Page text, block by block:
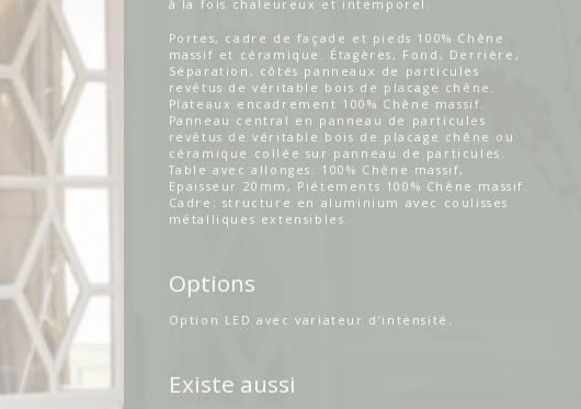
à la fois chaleureux et intemporel.
Portes, cadre de façade et pieds 100% Chêne
massif et céramique. Étagères, Fond, Derrière,
Séparation, côtés panneaux de particules
revêtus de véritable bois de placage chêne.
Plateaux encadrement 100% Chêne massif.
Panneau central en panneau de particules
revêtus de véritable bois de placage chêne ou
céramique collée sur panneau de particules.
Table avec allonges: 100% Chêne massif,
Epaisseur 20mm, Piétements 100% Chêne massif.
Cadre: structure en aluminium avec coulisses
métalliques extensibles.
Options
Option LED avec variateur d’intensité.
Existe aussi